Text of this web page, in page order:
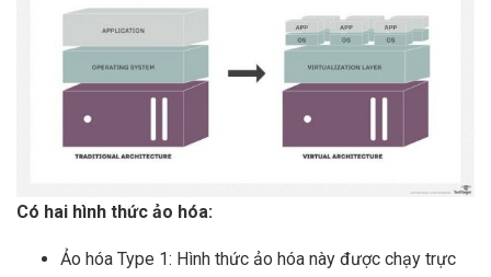
Có hai hình thức ảo hóa:
Ảo hóa Type 1: Hình thức ảo hóa này được chạy trực